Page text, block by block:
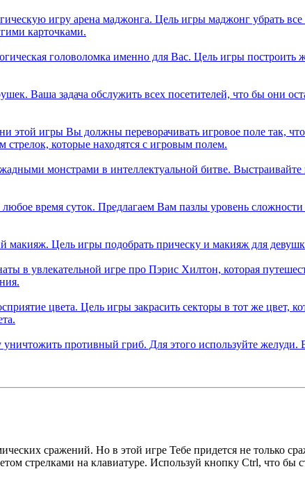
сражений. Но в этой игре Тебе придется не только
стрелками на клавиатуре. Используй кнопку Ctrl, что бы